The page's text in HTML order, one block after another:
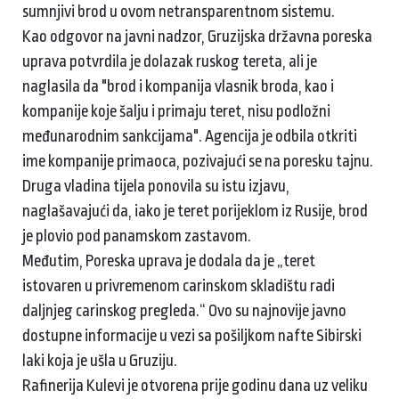
sumnjivi brod u ovom netransparentnom sistemu.
Kao odgovor na javni nadzor, Gruzijska državna poreska
uprava potvrdila je dolazak ruskog tereta, ali je
naglasila da "brod i kompanija vlasnik broda, kao i
kompanije koje šalju i primaju teret, nisu podložni
međunarodnim sankcijama". Agencija je odbila otkriti
ime kompanije primaoca, pozivajući se na poresku tajnu.
Druga vladina tijela ponovila su istu izjavu,
naglašavajući da, iako je teret porijeklom iz Rusije, brod
je plovio pod panamskom zastavom.
Međutim, Poreska uprava je dodala da je „teret
istovaren u privremenom carinskom skladištu radi
daljnjeg carinskog pregleda.“ Ovo su najnovije javno
dostupne informacije u vezi sa pošiljkom nafte Sibirski
laki koja je ušla u Gruziju.
Rafinerija Kulevi je otvorena prije godinu dana uz veliku